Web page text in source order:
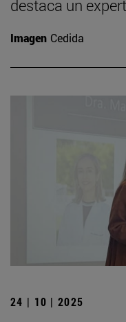
destaca un
Imagen Cedida
24 | 10 | 2025